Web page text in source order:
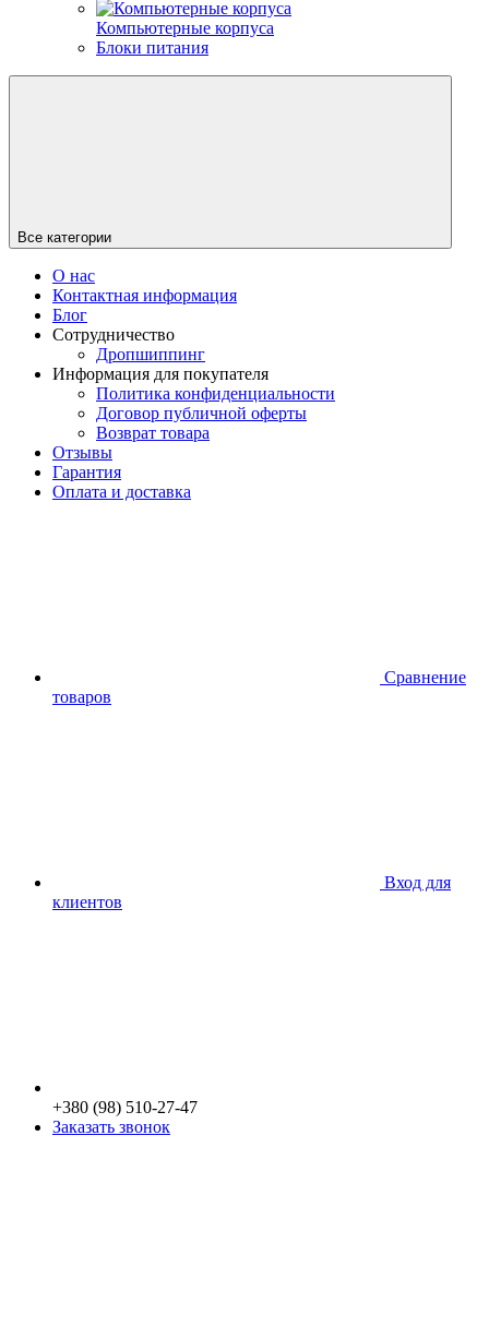
Компьютерные корпуса
Блоки питания
Все категории
О нас
Контактная информация
Блог
Сотрудничество
Дропшиппинг
Информация для покупателя
Политика конфиденциальности
Договор публичной оферты
Возврат товара
Отзывы
Гарантия
Оплата и доставка
Сравнение
товаров
Вход для
клиентов
+380 (98) 510-27-47
Заказать звонок